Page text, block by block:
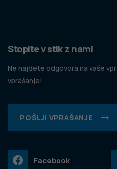
Stopite v stik z nami
Ne najdete odgovora na vaše
vprašanje!
POŠLJI VPRAŠANJE
Facebook